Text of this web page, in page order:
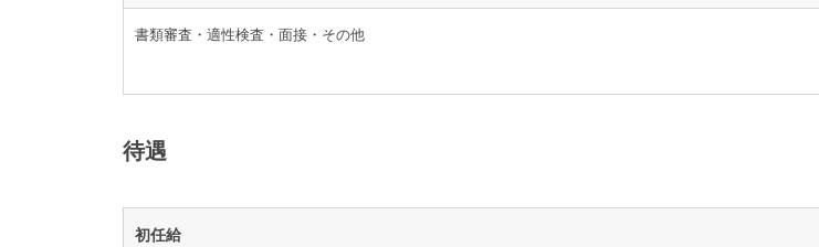
書類審査・適性検査・面接・その他
待遇
初任給